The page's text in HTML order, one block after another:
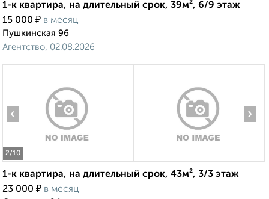
1-к квартира, на длительный срок, 39м², 6/9 этаж
15 000 ₽ в месяц
Пушкинская 96
Агентство, 02.08.2026
2/10
‹ ›
1-к квартира, на длительный срок, 43м², 3/3 этаж
23 000 ₽ в месяц